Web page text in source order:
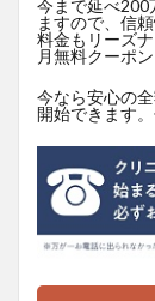
今まで延べ200
ますので、信
料金もリーズ
月無料クーポ
今なら安心の
開始できます